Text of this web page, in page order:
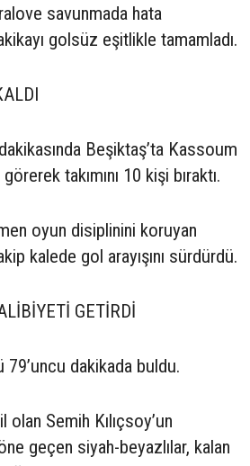
savunmada hata
golsüz eşitlikle tamamladı.
Beşiktaş’ta Kassoum
takımını 10 kişi bıraktı.
oyun disiplinini koruyan
kalede gol arayışını sürdürdü.
GETİRDİ
79’uncu dakikada buldu.
olan Semih Kılıçsoy’un
geçen siyah-beyazlılar, kalan